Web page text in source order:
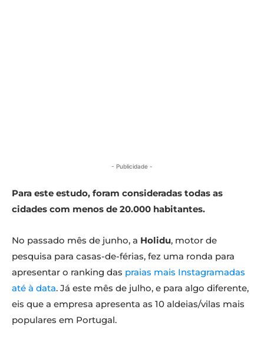
- Publicidade -
Para este estudo, foram consideradas todas as
cidades com menos de 20.000 habitantes.
No passado mês de junho, a Holidu, motor de
pesquisa para casas-de-férias, fez uma ronda para
apresentar o ranking das praias mais Instagramadas
até à data. Já este mês de julho, e para algo diferente,
eis que a empresa apresenta as 10 aldeias/vilas mais
populares em Portugal.